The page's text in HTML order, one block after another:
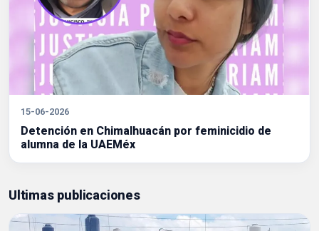
15-06-2026
Detención en Chimalhuacán por feminicidio de
alumna de la UAEMéx
Ultimas publicaciones